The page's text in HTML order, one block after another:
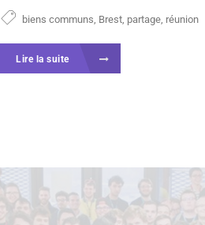
biens communs Brest partage réunion
Lire la suite